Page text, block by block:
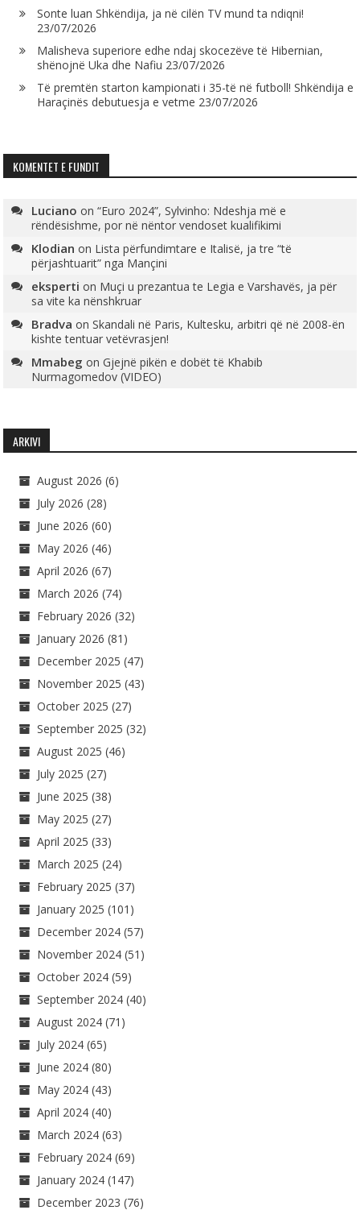
Sonte luan Shkëndija, ja në cilën TV mund ta ndiqni!
23/07/2026
Malisheva superiore edhe ndaj skocezëve të Hibernian,
shënojnë Uka dhe Nafiu 23/07/2026
Të premtën starton kampionati i 35-të në futboll! Shkëndija e
Haraçinës debutuesja e vetme 23/07/2026
KOMENTET E FUNDIT
Luciano on“Euro 2024”, Sylvinho: Ndeshja më e
rëndësishme, por në nëntor vendoset kualifikimi
Klodian on Lista përfundimtare e Italisë, ja tre “të
përjashtuarit” nga Mançini
eksperti on Muçi u prezantua te Legia e Varshavës, ja për
sa vite ka nënshkruar
Bradva onSkandali në Paris, Kultesku, arbitri që në 2008-ën
kishte tentuar vetëvrasjen!
Mmabeg onGjejnë pikën e dobët të Khabib
Nurmagomedov (VIDEO)
ARKIVI
August 2026 (6)
July 2026 (28)
June 2026 (60)
May 2026 (46)
April 2026 (67)
March 2026 (74)
February 2026 (32)
January 2026 (81)
December 2025 (47)
November 2025 (43)
October 2025 (27)
September 2025 (32)
August 2025 (46)
July 2025 (27)
June 2025 (38)
May 2025 (27)
April 2025 (33)
March 2025 (24)
February 2025 (37)
January 2025 (101)
December 2024 (57)
November 2024 (51)
October 2024 (59)
September 2024 (40)
August 2024 (71)
July 2024 (65)
June 2024 (80)
May 2024 (43)
April 2024 (40)
March 2024 (63)
February 2024 (69)
January 2024 (147)
December 2023 (76)